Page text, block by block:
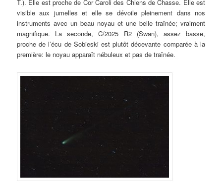
T.). Elle est proche de Cor Caroli des Chiens de Chasse. Elle est
visible aux jumelles et elle se dévoile pleinement dans nos
instruments avec un beau noyau et une belle traînée; vraiment
magnifique. La seconde, C/2025 R2 (Swan), assez basse,
proche de l’écu de Sobieski est plutôt décevante comparée à la
première: le noyau apparaît nébuleux et pas de traînée.